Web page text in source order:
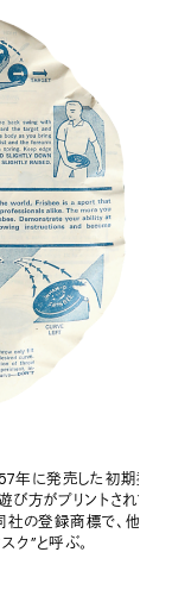
年に発売した初期型フ
び方がプリントされて
社の登録商標で、他メ
ク”と呼ぶ。